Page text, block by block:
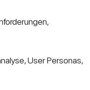
User Personas,